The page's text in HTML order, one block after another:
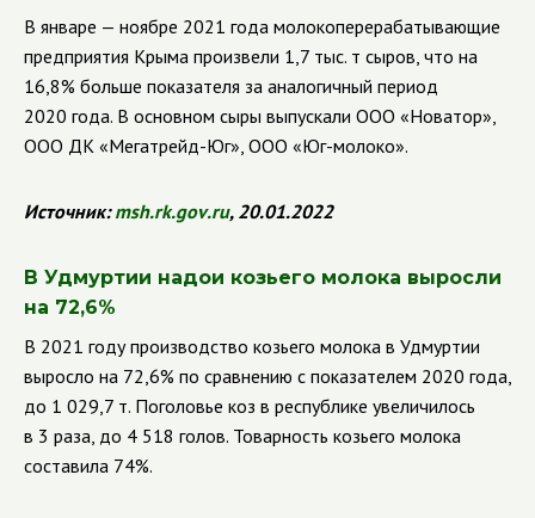
В январе — ноябре 2021 года молокоперерабатывающие
предприятия Крыма произвели 1,7 тыс. т сыров, что на
16,8% больше показателя за аналогичный период
2020 года. В основном сыры выпускали ООО «Новатор»,
ООО ДК «Мегатрейд-Юг», ООО «Юг-молоко».
Источник:msh.rk.gov.ru, 20.01.2022
В Удмуртии надои козьего молока выросли
на 72,6%
В 2021 году производство козьего молока в Удмуртии
выросло на 72,6% по сравнению с показателем 2020 года,
до 1 029,7 т. Поголовье коз в республике увеличилось
в 3 раза, до 4 518 голов. Товарность козьего молока
составила 74%.